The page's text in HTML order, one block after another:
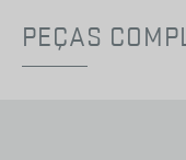
PEÇAS